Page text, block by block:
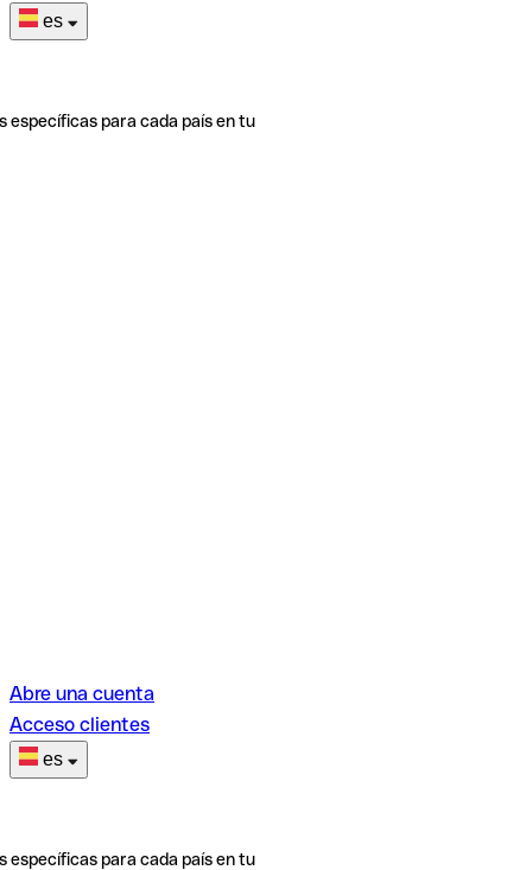
es
específicas para cada país en tu
Abre una cuenta
Acceso clientes
es
específicas para cada país en tu